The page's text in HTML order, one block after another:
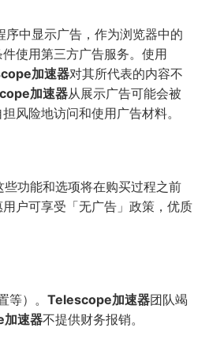
序中显示广告，作为浏览器中的
使用第三方广告服务。使用
加速器对其所代表的内容不
加速器从展示广告可能会被
风险地访问和使用广告材料。
功能和选项将在购买过程之前
户可享受「无广告」政策，优质
）。 Telescope加速器团队竭
速器不提供财务报销。